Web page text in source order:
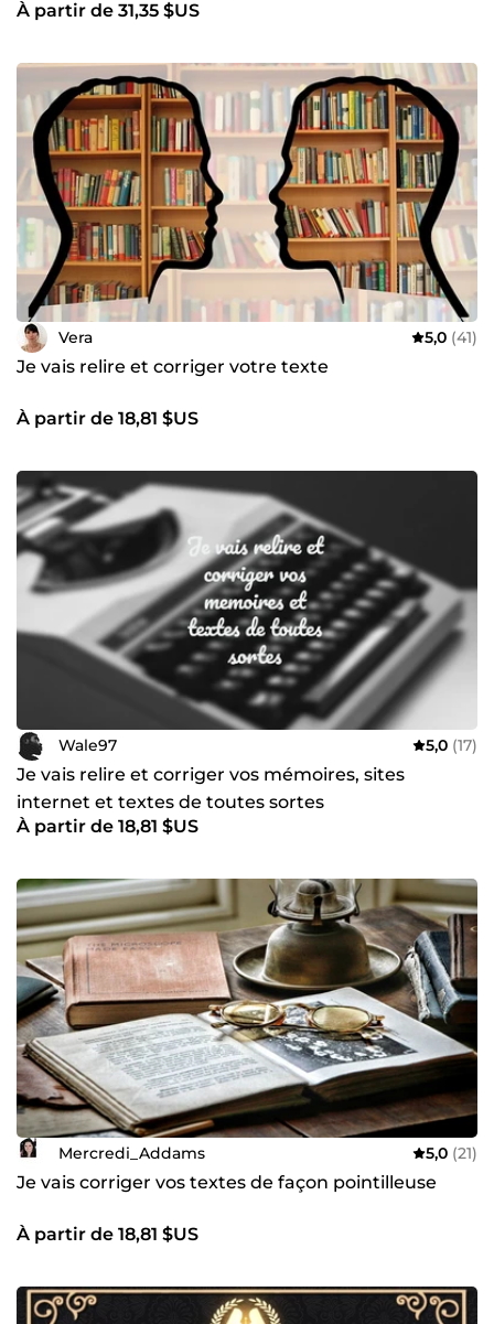
À partir de 31,35 $US
Vera 5,0 (41)
Je vais relire et corriger votre texte
À partir de 18,81 $US
Wale97 5,0 (17)
Je vais relire et corriger vos mémoires, sites
internet et textes de toutes sortes
À partir de 18,81 $US
Mercredi_Addams 5,0 (21)
Je vais corriger vos textes de façon pointilleuse
À partir de 18,81 $US